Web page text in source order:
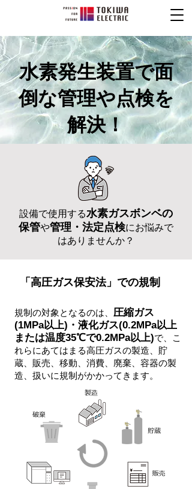
​水素発生装置で面
倒な管理や点検を
解決！
​設備で使用する水素ガスボンベの
保管や管理・法定点検にお悩みで
はありませんか？
「高圧ガス保安法」での規制
規制の対象となるのは、 圧縮ガス
(1MPa以上)・液化ガス(0.2MPa以上
または温度35℃で0.2MPa以上)で、
​こ
れらにあてはまる高圧ガスの製造、貯
蔵、販売、移動、消費、廃棄、容器の製
造、扱いに規制がかかってきます。